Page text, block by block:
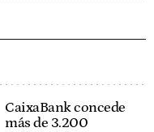
CaixaBank concede
más de 3.200